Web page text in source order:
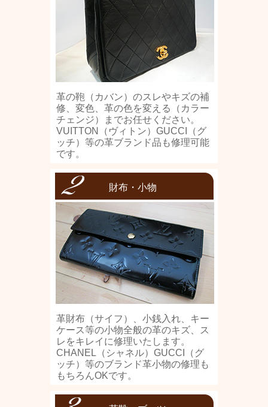
革の鞄（カバン）のスレやキズの補
修、変色、革の色を変える（カラー
チェンジ）までお任せください。
VUITTON（ヴィトン）GUCCI（グ
ッチ）等の革ブランド品も修理可能
です。
財布・小物
革財布（サイフ）、小銭入れ、キー
ケース等の小物全般の革のキズ、ス
レをキレイに修理いたします。
CHANEL（シャネル）GUCCI（グ
ッチ）等のブランド革小物の修理も
もちろんOKです。